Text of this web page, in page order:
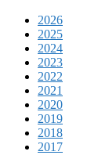
2026
2025
2024
2023
2022
2021
2020
2019
2018
2017